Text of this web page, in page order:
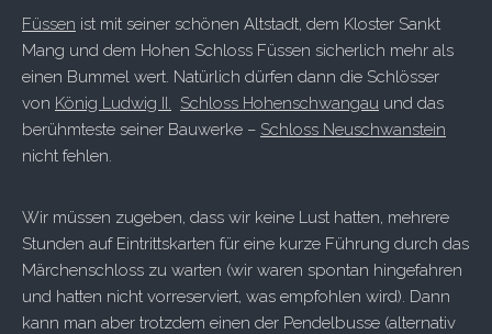
Füssen ist mit seiner schönen Altstadt, dem Kloster Sankt
Mang und dem Hohen Schloss Füssen sicherlich mehr als
einen Bummel wert. Natürlich dürfen dann die Schlösser
von König Ludwig II. Schloss Hohenschwangau und das
berühmteste seiner Bauwerke – Schloss Neuschwanstein
nicht fehlen.
Wir müssen zugeben, dass wir keine Lust hatten, mehrere
Stunden auf Eintrittskarten für eine kurze Führung durch das
Märchenschloss zu warten (wir waren spontan hingefahren
und hatten nicht vorreserviert, was empfohlen wird). Dann
kann man aber trotzdem einen der Pendelbusse (alternativ